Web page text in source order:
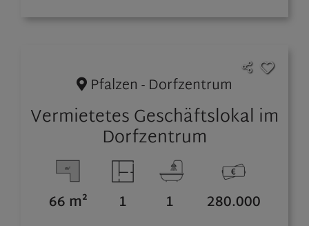
Pfalzen - Dorfzentrum
Vermietetes Geschäftslokal im
Dorfzentrum
66 m² 1 1 280.000